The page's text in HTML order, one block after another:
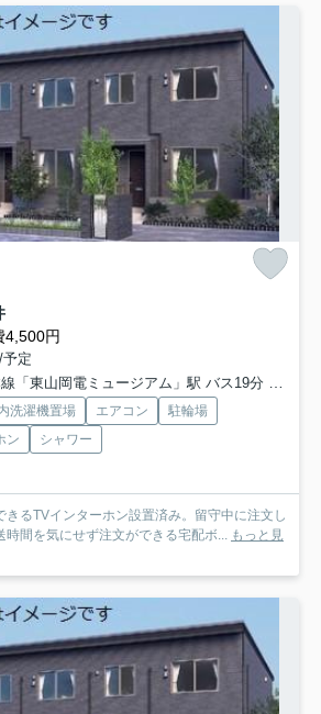
4,500円
定
岡電ミュージアム」駅 バス19分 「四軒屋」 停歩3分
洗濯機置場 エアコン
駐輪場
ン
シャワー
きるTVインターホン設置済み。留守中に注文し
時間を気にせず注文ができる宅配ボ... もっと見